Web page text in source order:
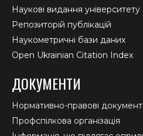
Наукові видання університету
Репозиторій публікацій
Наукометричні бази даних
Open Ukrainian Citation Index
ДОКУМЕНТИ
Нормативно-правові
Профспілкова організація